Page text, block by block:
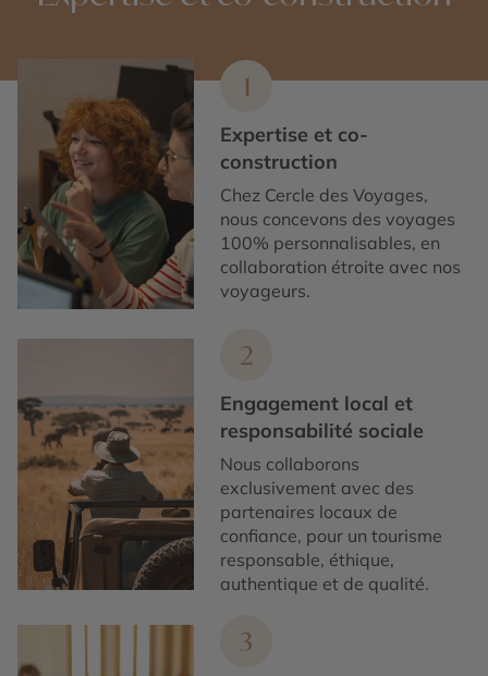
1
Expertise et co-
construction
Chez Cercle des Voyages,
nous concevons des voyages
100% personnalisables, en
collaboration étroite avec nos
voyageurs.
2
Engagement local et
responsabilité sociale
Nous collaborons
exclusivement avec des
partenaires locaux de
confiance, pour un tourisme
responsable, éthique,
authentique et de qualité.
3